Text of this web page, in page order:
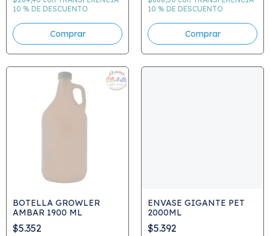
10 % DE DESCUENTO
10 % DE DESCUENTO
BOTELLA GROWLER
AMBAR 1900 ML
$5.352
ENVASE GIGANTE PET
2000ML
$5.392